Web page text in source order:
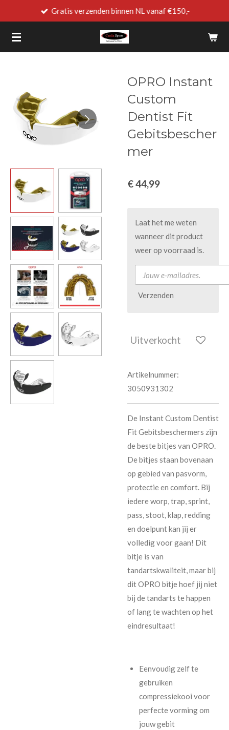
naar
de
Gratis verzenden binnen NL vanaf €150,-
OPRO Instant
Custom
Dentist Fit
Gebitsbescher
mer
€ 44,99
Laat het me weten
wanneer dit product
weer op voorraad is.
Verzenden
Uitverkocht
Artikelnummer:
3050931302
De Instant Custom Dentist
Fit Gebitsbeschermers zijn
de beste bitjes van OPRO.
De bitjes staan bovenaan
op gebied van pasvorm,
protectie en comfort. Bij
iedere worp, trap, sprint,
pass, stoot, klap, redding
en doelpunt kan jij er
volledig voor gaan! Dit
bitje is van
tandartskwaliteit, maar bij
dit OPRO bitje hoef jij niet
bij de tandarts te happen
of lang te wachten op het
eindresultaat!
Eenvoudig zelf te
gebruiken
compressiekooi voor
perfecte vorming om
jouw gebit